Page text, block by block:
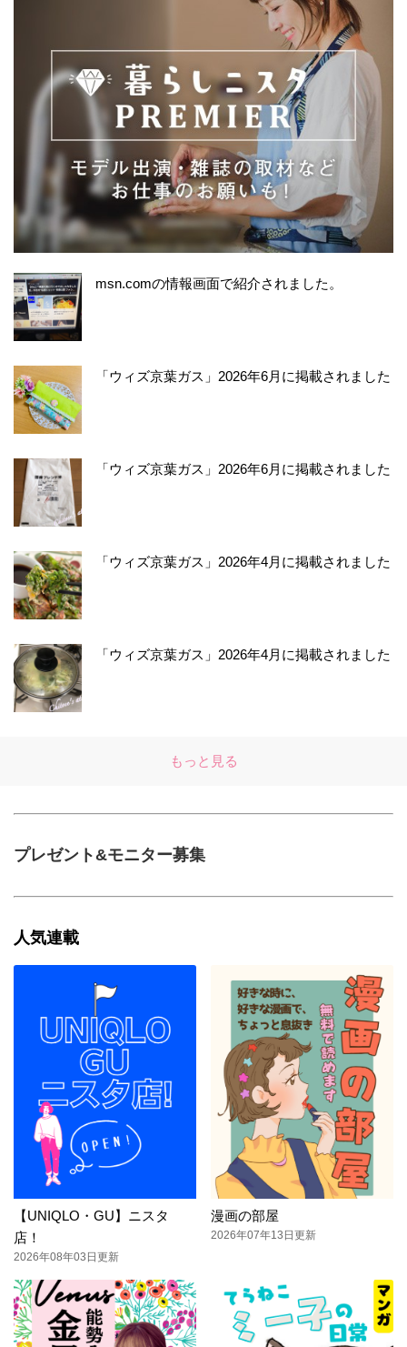
msn.comの情報画面で紹介されました。
「ウィズ京葉ガス」2026年6月に掲載されました
「ウィズ京葉ガス」2026年6月に掲載されました
「ウィズ京葉ガス」2026年4月に掲載されました
「ウィズ京葉ガス」2026年4月に掲載されました
もっと見る
プレゼント&モニター募集
人気連載
【UNIQLO・GU】ニスタ
店！
2026年08年03日更新
漫画の部屋
2026年07年13日更新